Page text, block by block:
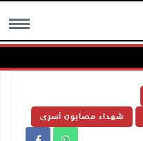
MENU
شهداء مصابون أسرى